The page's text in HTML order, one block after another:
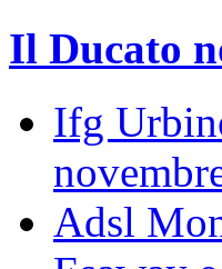
Il Ducato
Ifg
Adsl